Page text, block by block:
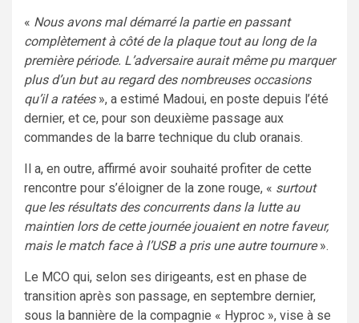
« Nous avons mal démarré la partie en passant
complètement à côté de la plaque tout au long de la
première période. L’adversaire aurait même pu marquer
plus d’un but au regard des nombreuses occasions
qu’il a ratées», a estimé Madoui, en poste depuis l’été
dernier, et ce, pour son deuxième passage aux
commandes de la barre technique du club oranais.
Il a, en outre, affirmé avoir souhaité profiter de cette
rencontre pour s’éloigner de la zone rouge, « surtout
que les résultats des concurrents dans la lutte au
maintien lors de cette journée jouaient en notre faveur,
mais le match face à l’USB a pris une autre tournure».
Le MCO qui, selon ses dirigeants, est en phase de
transition après son passage, en septembre dernier,
sous la bannière de la compagnie « Hyproc », vise à se